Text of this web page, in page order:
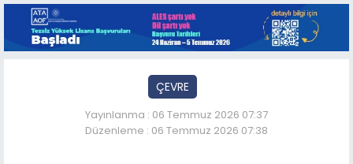
ÇEVRE
Yayınlanma : 06 Temmuz 2026 07:37
Düzenleme : 06 Temmuz 2026 07:38